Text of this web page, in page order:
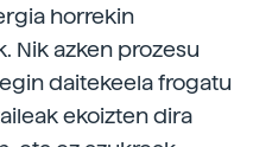
horrekin
Nik azken prozesu
daitekeela frogatu
ekoizten dira